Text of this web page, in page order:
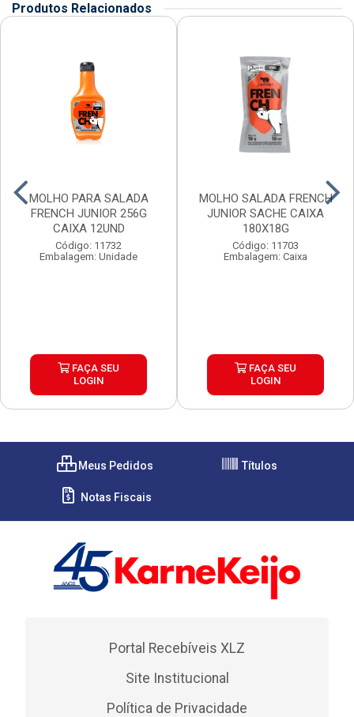
Produtos Relacionados
MOLHO PARA SALADA
FRENCH JUNIOR 256G
CAIXA 12UND
Código: 11732
Embalagem: Unidade
FAÇA SEU
LOGIN
MOLHO SALADA FRENCH
JUNIOR SACHE CAIXA
180X18G
Código: 11703
Embalagem: Caixa
FAÇA SEU
LOGIN
Meus Pedidos Títulos
Notas Fiscais
Portal Recebíveis XLZ
Site Institucional
Política de Privacidade